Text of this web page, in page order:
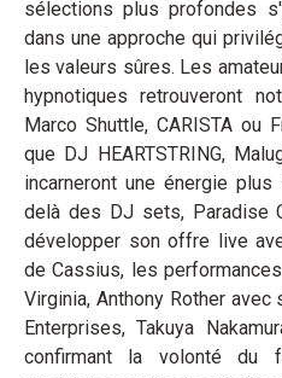
sélections plus profondes
dans une approche qui
les valeurs sûres. Les
hypnotiques retrouveront
Marco Shuttle, CARISTA ou
que DJ HEARTSTRING,
incarneront une énergie
delà des DJ sets, Paradise
développer son offre live
de Cassius, les
Virginia, Anthony Rother avec
Enterprises, Takuya
confirmant la volonté du